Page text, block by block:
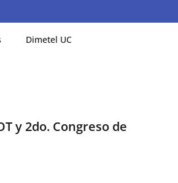
Dimetel UC
y 2do. Congreso de